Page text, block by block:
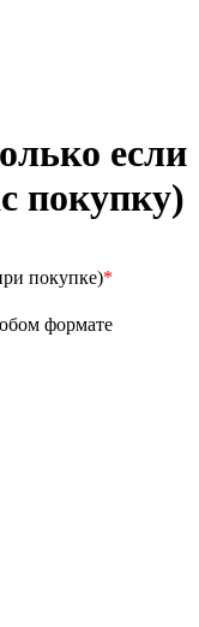
если
покупку)
покупке)*
формате